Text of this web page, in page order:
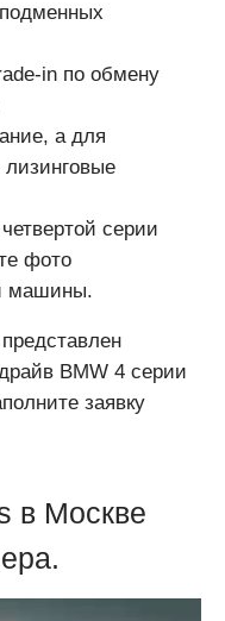
in по обмену
а для
серии
фото
машины.
BMW 4 серии
заявку
в Москве